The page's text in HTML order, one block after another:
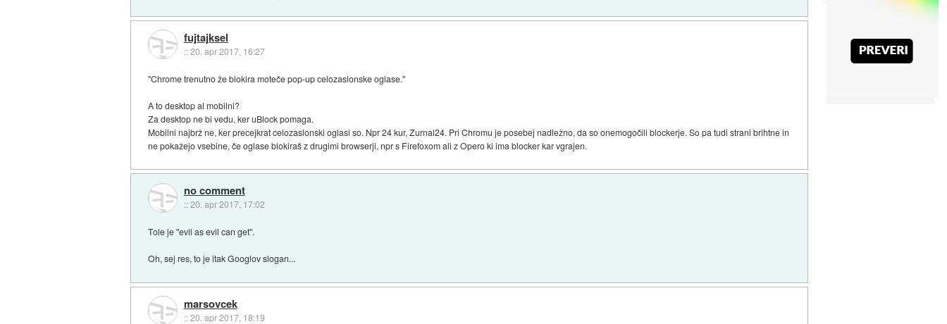
fujtajksel
::20. apr 2017, 16:27
"Chrome trenutno že blokira moteče pop-up celozaslonske oglase."
A to desktop al mobilni?
Za desktop ne bi vedu, ker uBlock pomaga.
Mobilni najbrž ne, ker precejkrat celozaslonski oglasi so. Npr 24 kur, Zurnal24. Pri Chromu je posebej nadležno, da so onemogočili blockerje. So pa tudi strani brihtne in
ne pokažejo vsebine, če oglase blokiraš z drugimi browserji, npr s Firefoxom ali z Opero ki ima blocker kar vgrajen.
no comment
::20. apr 2017, 17:02
Tole je "evil as evil can get".
Oh, sej res, to je itak Googlov slogan...
marsovcek
::20. apr 2017, 18:19